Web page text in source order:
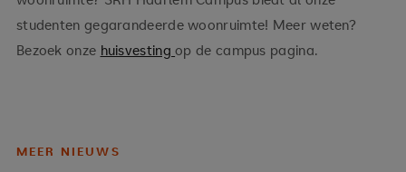
studenten gegarandeerde woonruimte! Meer weten?
Bezoek onze huisvestingop de campus pagina.
MEER NIEUWS